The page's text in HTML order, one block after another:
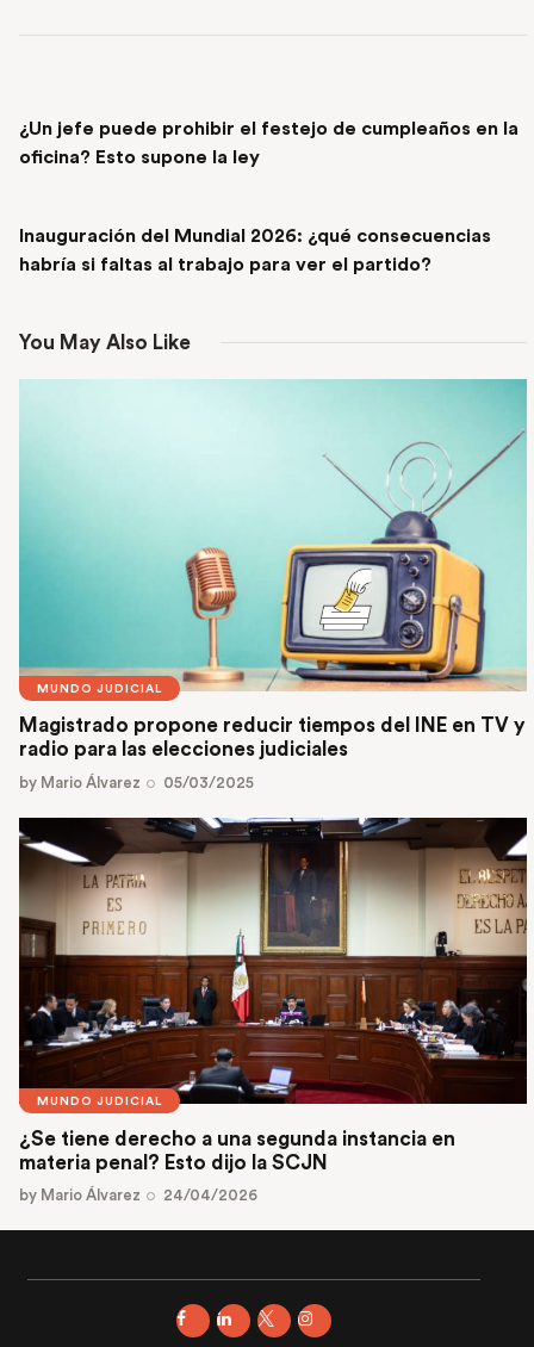
¿Un jefe puede prohibir el festejo de cumpleaños en la
oficina? Esto supone la ley
Inauguración del Mundial 2026: ¿qué consecuencias
habría si faltas al trabajo para ver el partido?
You May Also Like
MUNDO JUDICIAL
Magistrado propone reducir tiempos del INE en TV y
radio para las elecciones judiciales
by Mario Álvarez 05/03/2025
MUNDO JUDICIAL
¿Se tiene derecho a una segunda instancia en
materia penal? Esto dijo la SCJN
by Mario Álvarez 24/04/2026